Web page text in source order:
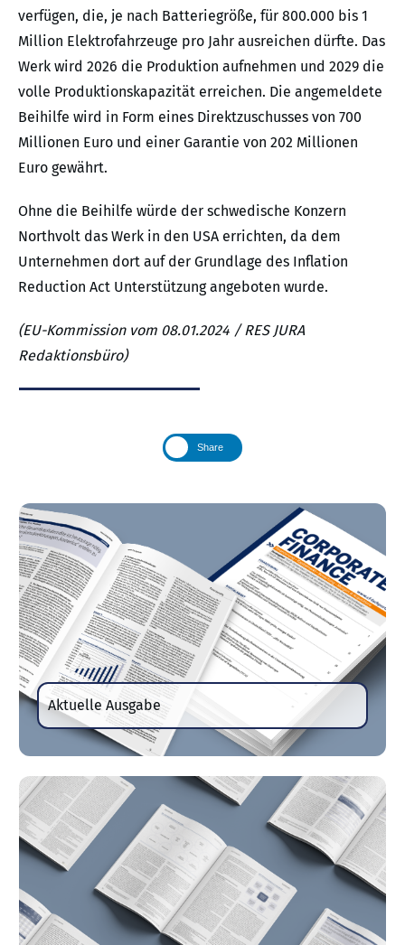
verfügen, die, je nach Batteriegröße, für 800.000 bis 1
Million Elektrofahrzeuge pro Jahr ausreichen dürfte. Das
Werk wird 2026 die Produktion aufnehmen und 2029 die
volle Produktionskapazität erreichen. Die angemeldete
Beihilfe wird in Form eines Direktzuschusses von 700
Millionen Euro und einer Garantie von 202 Millionen
Euro gewährt.
Ohne die Beihilfe würde der schwedische Konzern
Northvolt das Werk in den USA errichten, da dem
Unternehmen dort auf der Grundlage des Inflation
Reduction Act Unterstützung angeboten wurde.
(EU-Kommission vom 08.01.2024 / RES JURA
Redaktionsbüro)
Share
Aktuelle Ausgabe